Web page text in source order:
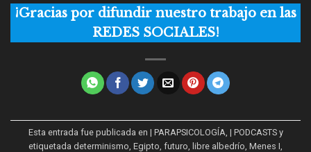
¡Gracias por difundir nuestro trabajo en las
REDES SOCIALES!
Esta entrada fue publicada en | PARAPSICOLOGÍA | PODCASTSy
etiquetada determinismo Egipto futuro libre albedrío Menes I